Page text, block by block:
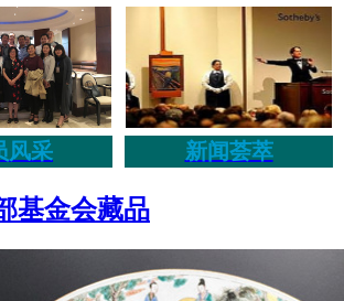
风采 新闻荟萃
基金会藏品